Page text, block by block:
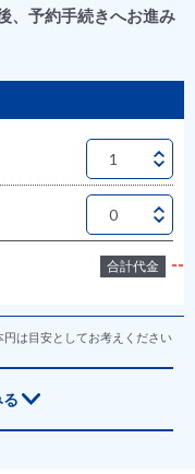
、予約手続きへお進み
合計代金 --
は目安としてお考えください